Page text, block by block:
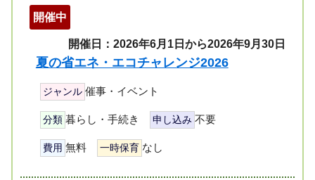
開催中
開催日：2026年6月1日から2026年9月30日
夏の省エネ・エコチャレンジ2026
ジャンル 催事・イベント
分類 暮らし・手続き 申し込み 不要
費用 無料 一時保育 なし